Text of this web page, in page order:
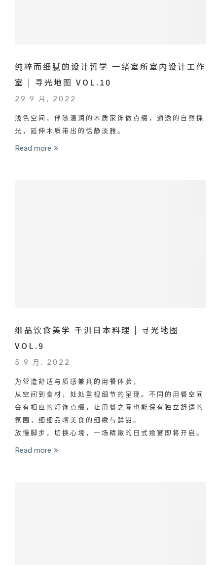
纯粹而细腻的设计哲学 一绪室所室内设计工作
室 | 寻光地图 VOL.10
29 9 月, 2022
浅色空间，伴随温润的木质家饰做点缀，通透的自然採
光，延伸木质带出的恬静淡雅。
Read more
细品饮食美学 千汌日本料理 | 寻光地图
VOL.9
5 9 月, 2022
为营造舒适与质感兼具的用餐体验，
从空间到食材，处处重视细节的呈现。不同的用餐空间
会有相应的灯饰点缀，让用餐之际也能保有独立舒适的
氛围，细细品嚐美食的细緻与鲜甜。
放慢脚步，切换心境，一场精緻的日式飨宴即将开启。
Read more